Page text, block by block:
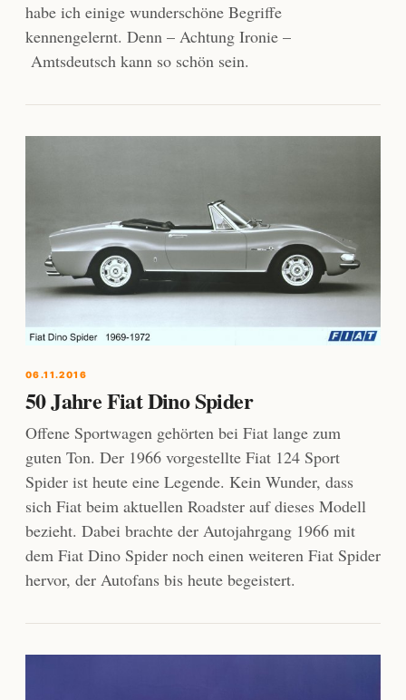
habe ich einige wunderschöne Begriffe
kennengelernt. Denn – Achtung Ironie –
Amtsdeutsch kann so schön sein.
06.11.2016
50 Jahre Fiat Dino Spider
Offene Sportwagen gehörten bei Fiat lange zum
guten Ton. Der 1966 vorgestellte Fiat 124 Sport
Spider ist heute eine Legende. Kein Wunder, dass
sich Fiat beim aktuellen Roadster auf dieses Modell
bezieht. Dabei brachte der Autojahrgang 1966 mit
dem Fiat Dino Spider noch einen weiteren Fiat Spider
hervor, der Autofans bis heute begeistert.